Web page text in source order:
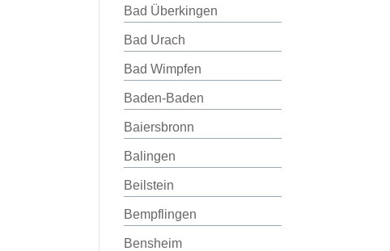
Bad Überkingen
Bad Urach
Bad Wimpfen
Baden-Baden
Baiersbronn
Balingen
Beilstein
Bempflingen
Bensheim